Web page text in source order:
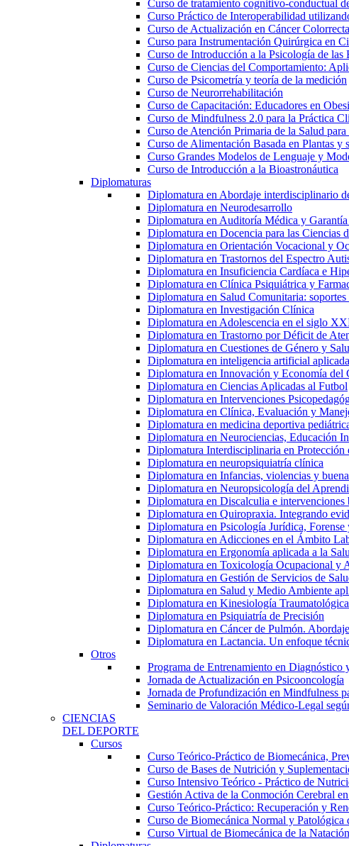
Curso de tratamiento cognitivo-conductual
Curso Práctico de Interoperabilidad
Curso de Actualización en Cáncer
Curso para Instrumentación Quirúrgica en
Curso de Introducción a la Psicología de las
Curso de Ciencias del Comportamiento:
Curso de Psicometría y teoría de la medición
Curso de Neurorrehabilitación
Curso de Capacitación: Educadores en
Curso de Mindfulness 2.0 para la Práctica
Curso de Atención Primaria de la Salud
Curso de Alimentación Basada en Plantas
Curso Grandes Modelos de Lenguaje y
Curso de Introducción a la Bioastronáutica
Diplomaturas
Diplomatura en Abordaje interdisciplinario
Diplomatura en Neurodesarrollo
Diplomatura en Auditoría Médica y
Diplomatura en Docencia para las Ciencias
Diplomatura en Orientación Vocacional y
Diplomatura en Trastornos del Espectro
Diplomatura en Insuficiencia Cardíaca e
Diplomatura en Clínica Psiquiátrica y
Diplomatura en Salud Comunitaria:
Diplomatura en Investigación Clínica
Diplomatura en Adolescencia en el siglo
Diplomatura en Trastorno por Déficit de
Diplomatura en Cuestiones de Género y
Diplomatura en inteligencia artificial
Diplomatura en Innovación y Economía del
Diplomatura en Ciencias Aplicadas al Futbol
Diplomatura en Intervenciones
Diplomatura en Clínica, Evaluación y
Diplomatura en medicina deportiva
Diplomatura en Neurociencias, Educación
Diplomatura Interdisciplinaria en
Diplomatura en neuropsiquiatría clínica
Diplomatura en Infancias, violencias y
Diplomatura en Neuropsicología del
Diplomatura en Discalculia e intervenciones
Diplomatura en Quiropraxia. Integrando
Diplomatura en Psicología Jurídica, Forense
Diplomatura en Adicciones en el Ámbito
Diplomatura en Ergonomía aplicada a la
Diplomatura en Toxicología Ocupacional y
Diplomatura en Gestión de Servicios de
Diplomatura en Salud y Medio Ambiente
Diplomatura en Kinesiología
Diplomatura en Psiquiatría de Precisión
Diplomatura en Cáncer de Pulmón.
Diplomatura en Lactancia. Un enfoque
Otros
Programa de Entrenamiento en
Jornada de Actualización en Psicooncología
Jornada de Profundización en Mindfulness
Seminario de Valoración Médico-Legal
CIENCIAS
DEL DEPORTE
Cursos
Curso Teórico-Práctico de Biomecánica,
Curso de Bases de Nutrición y
Curso Intensivo Teórico - Práctico de
Gestión Activa de la Conmoción Cerebral
Curso Teórico-Práctico: Recuperación y
Curso de Biomecánica Normal y
Curso Virtual de Biomecánica de la